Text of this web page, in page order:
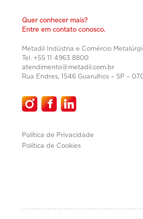
Quer conhecer mais?
Entre em contato conosco.
Metadil Indústria e Comércio
Tel. +55 11 4963 8800
atendimento@metadil.com.br
Rua Endres, 1546 Guarulhos – SP –
Política de Privacidade
Política de Cookies